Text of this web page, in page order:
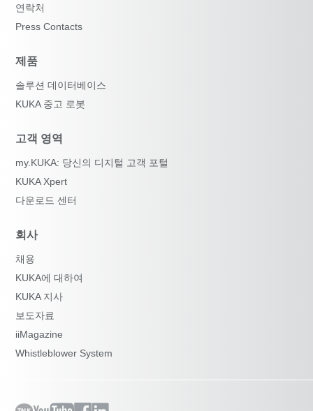
연락처
Press Contacts
제품
솔루션 데이터베이스
KUKA 중고 로봇
고객 영역
my.KUKA: 당신의 디지털 고객 포털
KUKA Xpert
다운로드 센터
회사
채용
KUKA에 대하여
KUKA 지사
보도자료
iiMagazine
Whistleblower System